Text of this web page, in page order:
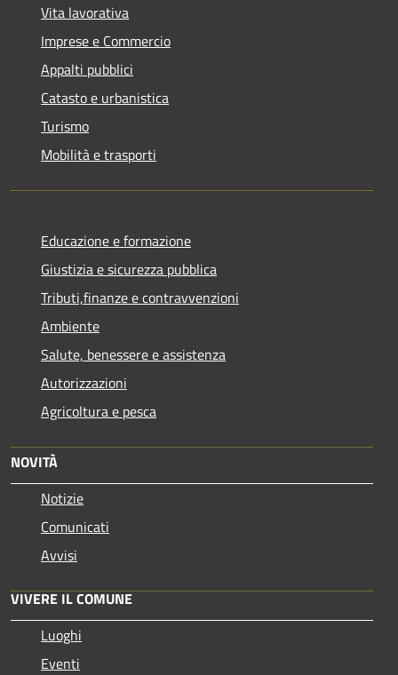
Vita lavorativa
Imprese e Commercio
Appalti pubblici
Catasto e urbanistica
Turismo
Mobilità e trasporti
Educazione e formazione
Giustizia e sicurezza pubblica
Tributi,finanze e contravvenzioni
Ambiente
Salute, benessere e assistenza
Autorizzazioni
Agricoltura e pesca
NOVITÀ
Notizie
Comunicati
Avvisi
VIVERE IL COMUNE
Luoghi
Eventi